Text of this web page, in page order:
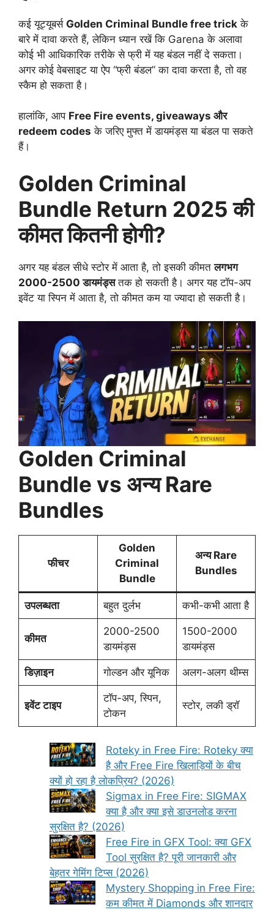
कई यूट्यूबर्स Golden Criminal Bundle free trick के
बारे में दावा करते हैं, लेकिन ध्यान रखें कि Garena के अलावा
कोई भी आधिकारिक तरीके से फ्री में यह बंडल नहीं दे सकता।
अगर कोई वेबसाइट या ऐप “फ्री बंडल” का दावा करता है, तो वह
स्कैम हो सकता है।
हालांकि, आप Free Fire events, giveaways और
redeem codes के जरिए मुफ्त में डायमंड्स या बंडल पा सकते
हैं।
Golden Criminal
Bundle Return 2025 की
कीमत कितनी होगी?
अगर यह बंडल सीधे स्टोर में आता है, तो इसकी कीमतलगभग
2000-2500 डायमंड्सतक हो सकती है। अगर यह टॉप-अप
इवेंट या स्पिन में आता है, तो कीमत कम या ज्यादा हो सकती है।
Golden Criminal
Bundle vs अन्य Rare
Bundles
फीचर
Golden
Criminal
Bundle
अन्य Rare
Bundles
उपलब्धता बहुत दुर्लभ कभी-कभी आता है
कीमत
2000-2500
डायमंड्स
1500-2000
डायमंड्स
डिज़ाइन गोल्डन और यूनिक अलग-अलग थीम्स
इवेंट टाइप
टॉप-अप, स्पिन,
टोकन
स्टोर, लकी ड्रॉ
Roteky in Free Fire: Roteky क्या
है और Free Fire खिलाड़ियों के बीच
क्यों हो रहा है लोकप्रिय? (2026)
Sigmax in Free Fire: SIGMAX
क्या है और क्या इसे डाउनलोड करना
सुरक्षित है? (2026)
Free Fire in GFX Tool: क्या GFX
Tool सुरक्षित है? पूरी जानकारी और
बेहतर गेमिंग टिप्स (2026)
Mystery Shopping in Free Fire:
कम कीमत में Diamonds और शानदार